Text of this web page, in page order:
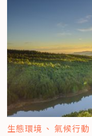
生態環境 氣候行動